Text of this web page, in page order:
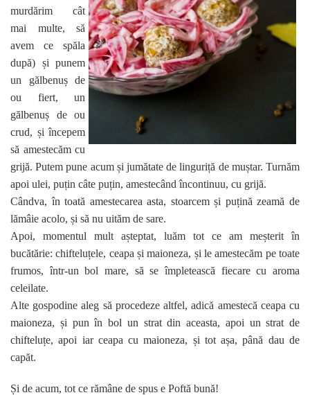
murdărim cât
mai multe, să
avem ce spăla
după) și punem
un gălbenuș de
ou fiert, un
gălbenuș de ou
crud, și începem
să amestecăm cu
grijă. Putem pune acum și jumătate de linguriță de muștar. Turnăm
apoi ulei, puțin câte puțin, amestecând încontinuu, cu grijă.
Cândva, în toată amestecarea asta, stoarcem și puțină zeamă de
lămâie acolo, și să nu uităm de sare.
Apoi, momentul mult așteptat, luăm tot ce am meșterit în
bucătărie: chifteluțele, ceapa și maioneza, și le amestecăm pe toate
frumos, într-un bol mare, să se împletească fiecare cu aroma
celeilate.
Alte gospodine aleg să procedeze altfel, adică amestecă ceapa cu
maioneza, și pun în bol un strat din aceasta, apoi un strat de
chifteluțe, apoi iar ceapa cu maioneza, și tot așa, până dau de
capăt.
Și de acum, tot ce rămâne de spus e Poftă bună!